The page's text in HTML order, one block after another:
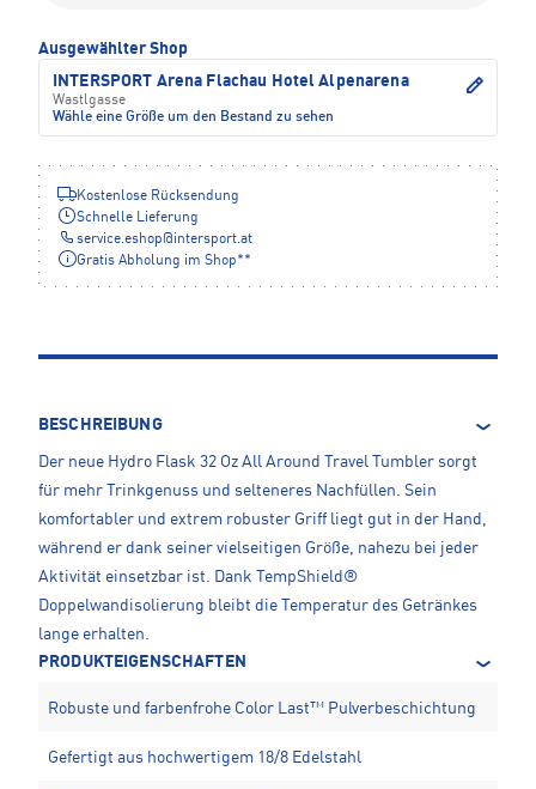
Ausgewählter Shop
INTERSPORT Arena Flachau Hotel Alpenarena
Wastlgasse
Wähle eine Größe um den Bestand zu sehen
Kostenlose Rücksendung
Schnelle Lieferung
service.eshop@intersport.at
Gratis Abholung im Shop**
BESCHREIBUNG
Der neue Hydro Flask 32 Oz All Around Travel Tumbler sorgt
für mehr Trinkgenuss und selteneres Nachfüllen. Sein
komfortabler und extrem robuster Griff liegt gut in der Hand,
während er dank seiner vielseitigen Größe, nahezu bei jeder
Aktivität einsetzbar ist. Dank TempShield®
Doppelwandisolierung bleibt die Temperatur des Getränkes
lange erhalten.
PRODUKTEIGENSCHAFTEN
Robuste und farbenfrohe Color Last™ Pulverbeschichtung
Gefertigt aus hochwertigem 18/8 Edelstahl